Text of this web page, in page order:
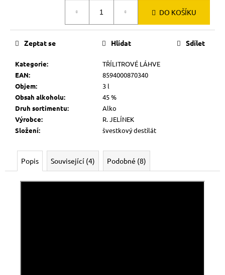
DO KOŠÍKU
Kategorie:
TŘÍLITROVÉ LÁHVE
EAN:
8594000870340
Objem:
3 l
Obsah alkoholu:
45 %
Druh sortimentu:
Alko
Výrobce:
R. JELÍNEK
Složení: švestkový destilát
Zeptat se Hlídat Sdílet
Popis Související (4) Podobné (8)